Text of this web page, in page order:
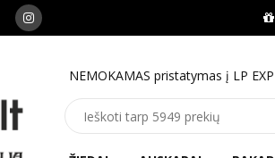
NEMOKAMAS pristatymas į LP